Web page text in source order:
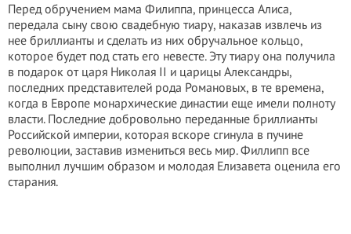
Перед обручением мама Филиппа, принцесса Алиса,
передала сыну свою свадебную тиару, наказав извлечь из
нее бриллианты и сделать из них обручальное кольцо,
которое будет под стать его невесте. Эту тиару она получила
в подарок от царя Николая II и царицы Александры,
последних представителей рода Романовых, в те времена,
когда в Европе монархические династии еще имели полноту
власти. Последние добровольно переданные бриллианты
Российской империи, которая вскоре сгинула в пучине
революции, заставив измениться весь мир. Филлипп все
выполнил лучшим образом и молодая Елизавета оценила его
старания.